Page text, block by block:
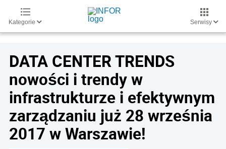
Kategorie Serwisy
DATA CENTER TRENDS
nowości i trendy w
infrastrukturze i efektywnym
zarządzaniu już 28 września
2017 w Warszawie!